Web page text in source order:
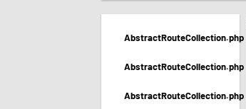
AbstractRouteCollection.php
AbstractRouteCollection.php
AbstractRouteCollection.php